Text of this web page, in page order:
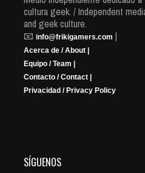
cultura geek. / Independent
and geek culture.
📧 info@frikigamers.com |
Acerca de / About |
Equipo / Team |
Contacto / Contact |
Privacidad / Privacy Policy
SÍGUENOS